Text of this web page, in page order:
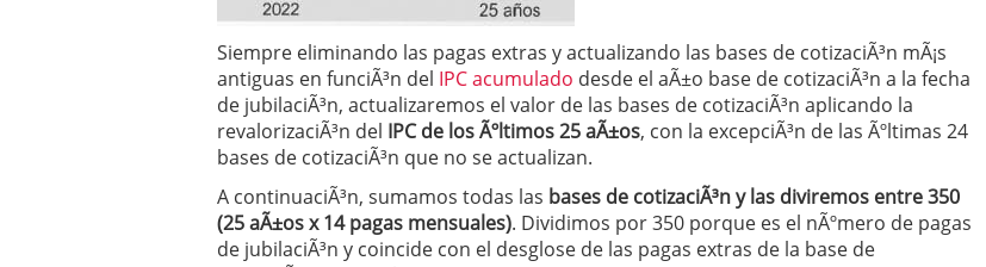
Siempre eliminando las pagas extras y actualizando las bases de cotizaciÃ³n mÃ¡s
antiguas en funciÃ³n del IPC acumulado desde el aÃ±o base de cotizaciÃ³n a la fecha
de jubilaciÃ³n, actualizaremos el valor de las bases de cotizaciÃ³n aplicando la
revalorizaciÃ³n del IPC de los Ãºltimos 25 aÃ±os, con la excepciÃ³n de las Ãºltimas 24
bases de cotizaciÃ³n que no se actualizan.
A continuaciÃ³n, sumamos todas las bases de cotizaciÃ³n y las diviremos entre 350
(25 aÃ±os x 14 pagas mensuales). Dividimos por 350 porque es el nÃºmero de pagas
de jubilaciÃ³n y coincide con el desglose de las pagas extras de la base de